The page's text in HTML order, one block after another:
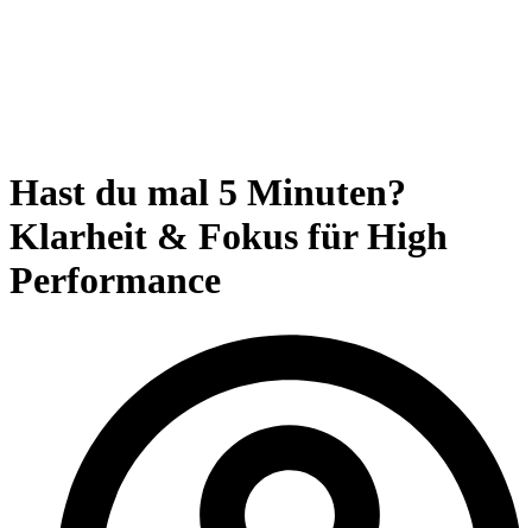
Hast du mal 5 Minuten?
Klarheit & Fokus für High
Performance